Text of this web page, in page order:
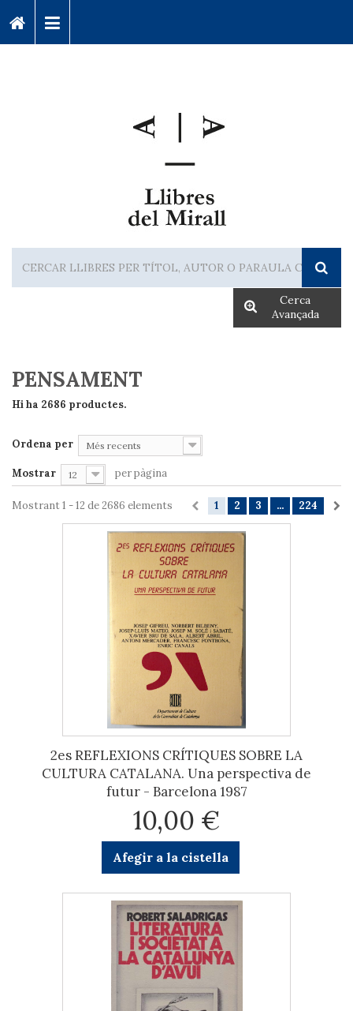
Cerca
Avançada
PENSAMENT
Hi ha 2686 productes.
Ordena per Més recents
Mostrar 12 per pàgina
1 2 3 ... 224
Mostrant 1 - 12 de 2686 elements
2es REFLEXIONS CRÍTIQUES SOBRE LA
CULTURA CATALANA. Una perspectiva de
futur - Barcelona 1987
10,00 €
Afegir a la cistella